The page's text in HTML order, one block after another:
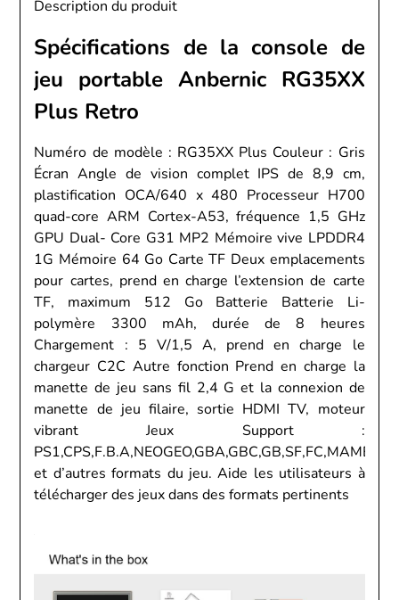
Description du produit
Spécifications de la console de
jeu portable Anbernic RG35XX
Plus Retro
Numéro de modèle : RG35XX Plus Couleur : Gris
Écran Angle de vision complet IPS de 8,9 cm,
plastification OCA/640 x 480 Processeur H700
quad-core ARM Cortex-A53, fréquence 1,5 GHz
GPU Dual- Core G31 MP2 Mémoire vive LPDDR4
1G Mémoire 64 Go Carte TF Deux emplacements
pour cartes, prend en charge l’extension de carte
TF, maximum 512 Go Batterie Batterie Li-
polymère 3300 mAh, durée de 8 heures
Chargement : 5 V/1,5 A, prend en charge le
chargeur C2C Autre fonction Prend en charge la
manette de jeu sans fil 2,4 G et la connexion de
manette de jeu filaire, sortie HDMI TV, moteur
vibrant Jeux Support :
et d’autres formats du jeu. Aide les utilisateurs à
télécharger des jeux dans des formats pertinents